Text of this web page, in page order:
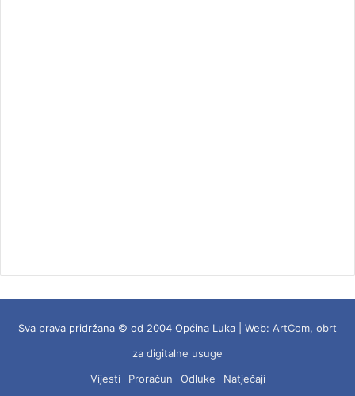
Sva prava pridržana © od 2004 Općina Luka | Web: ArtCom, obrt
za digitalne usuge
Vijesti
Proračun Odluke Natječaji